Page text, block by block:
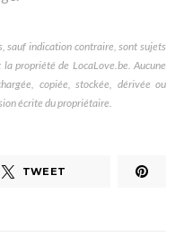
sauf indication contraire, sont sujets
propriété de LocaLove.be. Aucune
copiée, stockée, dérivée ou
écrite du propriétaire.
TWEET